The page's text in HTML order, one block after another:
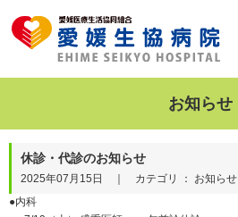
お知らせ
休診・代診のお知らせ
2025年07月15日 ｜ カテゴリ ： お知らせ
●内科